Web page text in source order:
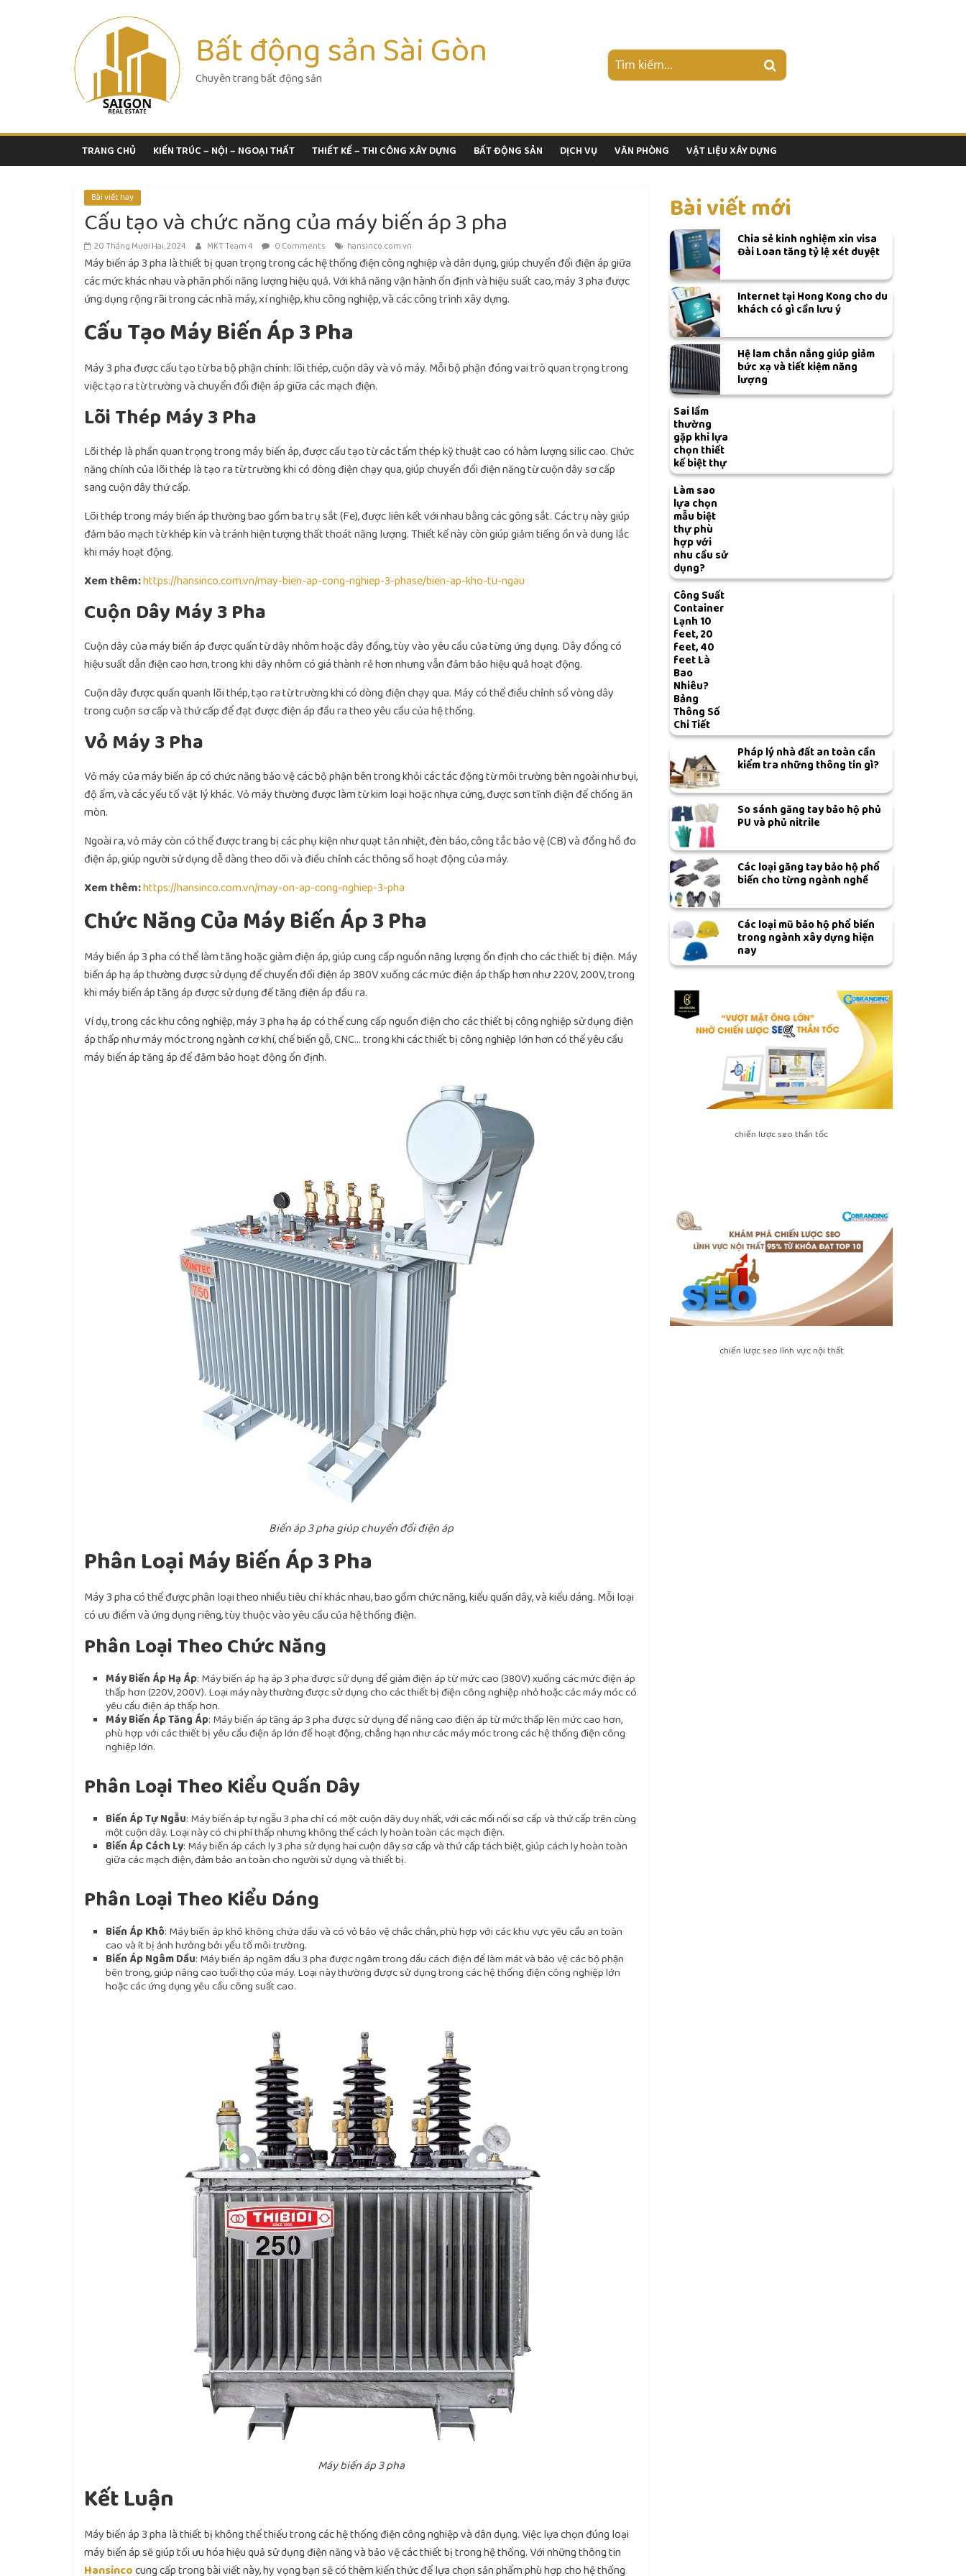
Bất động sản Sài Gòn
Chuyên trang bất động sản
TRANG CHỦ KIẾN TRÚC – NỘI – NGOẠI THẤT THIẾT KẾ – THI CÔNG XÂY DỰNG BẤT ĐỘNG SẢN DỊCH VỤ VĂN PHÒNG VẬT LIỆU XÂY DỰNG
Bài viết hay
Cấu tạo và chức năng của máy biến áp 3 pha
20 Tháng Mười Hai, 2024 MKT Team 4 0 Comments hansinco.com.vn
Máy biến áp 3 pha là thiết bị quan trọng trong các hệ thống điện công nghiệp và dân dụng, giúp chuyển đổi điện áp giữa
các mức khác nhau và phân phối năng lượng hiệu quả. Với khả năng vận hành ổn định và hiệu suất cao, máy 3 pha được
ứng dụng rộng rãi trong các nhà máy, xí nghiệp, khu công nghiệp, và các công trình xây dựng.
Cấu Tạo Máy Biến Áp 3 Pha
Máy 3 pha được cấu tạo từ ba bộ phận chính: lõi thép, cuộn dây và vỏ máy. Mỗi bộ phận đóng vai trò quan trọng trong
việc tạo ra từ trường và chuyển đổi điện áp giữa các mạch điện.
Lõi Thép Máy 3 Pha
Lõi thép là phần quan trọng trong máy biến áp, được cấu tạo từ các tấm thép kỹ thuật cao có hàm lượng silic cao. Chức
năng chính của lõi thép là tạo ra từ trường khi có dòng điện chạy qua, giúp chuyển đổi điện năng từ cuộn dây sơ cấp
sang cuộn dây thứ cấp.
Lõi thép trong máy biến áp thường bao gồm ba trụ sắt (Fe), được liên kết với nhau bằng các gông sắt. Các trụ này giúp
đảm bảo mạch từ khép kín và tránh hiện tượng thất thoát năng lượng. Thiết kế này còn giúp giảm tiếng ồn và dung lắc
khi máy hoạt động.
Xem thêm:https://hansinco.com.vn/may-bien-ap-cong-nghiep-3-phase/bien-ap-kho-tu-ngau
Cuộn Dây Máy 3 Pha
Cuộn dây của máy biến áp được quấn từ dây nhôm hoặc dây đồng, tùy vào yêu cầu của từng ứng dụng. Dây đồng có
hiệu suất dẫn điện cao hơn, trong khi dây nhôm có giá thành rẻ hơn nhưng vẫn đảm bảo hiệu quả hoạt động.
Cuộn dây được quấn quanh lõi thép, tạo ra từ trường khi có dòng điện chạy qua. Máy có thể điều chỉnh số vòng dây
trong cuộn sơ cấp và thứ cấp để đạt được điện áp đầu ra theo yêu cầu của hệ thống.
Vỏ Máy 3 Pha
Vỏ máy của máy biến áp có chức năng bảo vệ các bộ phận bên trong khỏi các tác động từ môi trường bên ngoài như bụi,
độ ẩm, và các yếu tố vật lý khác. Vỏ máy thường được làm từ kim loại hoặc nhựa cứng, được sơn tĩnh điện để chống ăn
mòn.
Ngoài ra, vỏ máy còn có thể được trang bị các phụ kiện như quạt tản nhiệt, đèn báo, công tắc bảo vệ (CB) và đồng hồ đo
điện áp, giúp người sử dụng dễ dàng theo dõi và điều chỉnh các thông số hoạt động của máy.
Xem thêm:https://hansinco.com.vn/may-on-ap-cong-nghiep-3-pha
Chức Năng Của Máy Biến Áp 3 Pha
Máy biến áp 3 pha có thể làm tăng hoặc giảm điện áp, giúp cung cấp nguồn năng lượng ổn định cho các thiết bị điện. Máy
biến áp hạ áp thường được sử dụng để chuyển đổi điện áp 380V xuống các mức điện áp thấp hơn như 220V, 200V, trong
khi máy biến áp tăng áp được sử dụng để tăng điện áp đầu ra.
Ví dụ, trong các khu công nghiệp, máy 3 pha hạ áp có thể cung cấp nguồn điện cho các thiết bị công nghiệp sử dụng điện
áp thấp như máy móc trong ngành cơ khí, chế biến gỗ, CNC… trong khi các thiết bị công nghiệp lớn hơn có thể yêu cầu
máy biến áp tăng áp để đảm bảo hoạt động ổn định.
Biến áp 3 pha giúp chuyển đổi điện áp
Phân Loại Máy Biến Áp 3 Pha
Máy 3 pha có thể được phân loại theo nhiều tiêu chí khác nhau, bao gồm chức năng, kiểu quấn dây, và kiểu dáng. Mỗi loại
có ưu điểm và ứng dụng riêng, tùy thuộc vào yêu cầu của hệ thống điện.
Phân Loại Theo Chức Năng
Máy Biến Áp Hạ Áp: Máy biến áp hạ áp 3 pha được sử dụng để giảm điện áp từ mức cao (380V) xuống các mức điện áp
thấp hơn (220V, 200V). Loại máy này thường được sử dụng cho các thiết bị điện công nghiệp nhỏ hoặc các máy móc có
yêu cầu điện áp thấp hơn.
Máy Biến Áp Tăng Áp: Máy biến áp tăng áp 3 pha được sử dụng để nâng cao điện áp từ mức thấp lên mức cao hơn,
phù hợp với các thiết bị yêu cầu điện áp lớn để hoạt động, chẳng hạn như các máy móc trong các hệ thống điện công
nghiệp lớn.
Phân Loại Theo Kiểu Quấn Dây
Biến Áp Tự Ngẫu: Máy biến áp tự ngẫu 3 pha chỉ có một cuộn dây duy nhất, với các mối nối sơ cấp và thứ cấp trên cùng
một cuộn dây. Loại này có chi phí thấp nhưng không thể cách ly hoàn toàn các mạch điện.
Biến Áp Cách Ly: Máy biến áp cách ly 3 pha sử dụng hai cuộn dây sơ cấp và thứ cấp tách biệt, giúp cách ly hoàn toàn
giữa các mạch điện, đảm bảo an toàn cho người sử dụng và thiết bị.
Phân Loại Theo Kiểu Dáng
Biến Áp Khô: Máy biến áp khô không chứa dầu và có vỏ bảo vệ chắc chắn, phù hợp với các khu vực yêu cầu an toàn
cao và ít bị ảnh hưởng bởi yếu tố môi trường.
Biến Áp Ngâm Dầu: Máy biến áp ngâm dầu 3 pha được ngâm trong dầu cách điện để làm mát và bảo vệ các bộ phận
bên trong, giúp nâng cao tuổi thọ của máy. Loại này thường được sử dụng trong các hệ thống điện công nghiệp lớn
hoặc các ứng dụng yêu cầu công suất cao.
Máy biến áp 3 pha
Kết Luận
Máy biến áp 3 pha là thiết bị không thể thiếu trong các hệ thống điện công nghiệp và dân dụng. Việc lựa chọn đúng loại
máy biến áp sẽ giúp tối ưu hóa hiệu quả sử dụng điện năng và bảo vệ các thiết bị trong hệ thống. Với những thông tin
Hansincocung cấp trong bài viết này, hy vọng bạn sẽ có thêm kiến thức để lựa chọn sản phẩm phù hợp cho hệ thống
Bài viết mới
Chia sẻ kinh nghiệm xin visa
Đài Loan tăng tỷ lệ xét duyệt
Internet tại Hong Kong cho du
khách có gì cần lưu ý
Hệ lam chắn nắng giúp giảm
bức xạ và tiết kiệm năng
lượng
Sai lầm
thường
gặp khi lựa
chọn thiết
kế biệt thự
Làm sao
lựa chọn
mẫu biệt
thự phù
hợp với
nhu cầu sử
dụng?
Công Suất
Container
Lạnh 10
feet, 20
feet, 40
feet Là
Bao
Nhiêu?
Bảng
Thông Số
Chi Tiết
Pháp lý nhà đất an toàn cần
kiểm tra những thông tin gì?
So sánh găng tay bảo hộ phủ
PU và phủ nitrile
Các loại găng tay bảo hộ phổ
biến cho từng ngành nghề
Các loại mũ bảo hộ phổ biến
trong ngành xây dựng hiện
nay
chiến lược seo thần tốc
chiến lược seo lĩnh vực nội thất